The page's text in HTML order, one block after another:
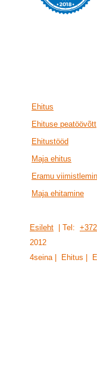
Ehitus
Ehituse peatöövõtt
Ehitustööd
Maja ehitus
Eramu
Maja ehitamine
Esileht | Tel:
201 2
4seina | Ehitus |